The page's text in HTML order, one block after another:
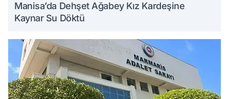
Manisa’da Dehşet Ağabey Kız Kardeşine
Kaynar Su Döktü